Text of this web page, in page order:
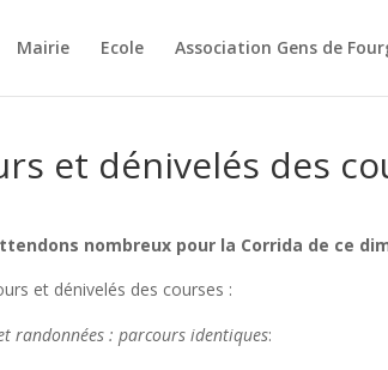
Mairie Ecole Association Gens de
et dénivelés des
nombreux pour la Corrida de ce
et dénivelés des courses :
randonnées : parcours identiques: